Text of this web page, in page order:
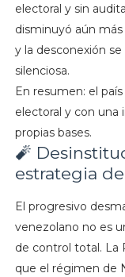
electoral y sin
disminuyó aún
y la desconexión
silenciosa.
En resumen: el
electoral y con una
propias bases.
🧨
estrategia
El progresivo
venezolano no es
de control total. La
que el régimen de